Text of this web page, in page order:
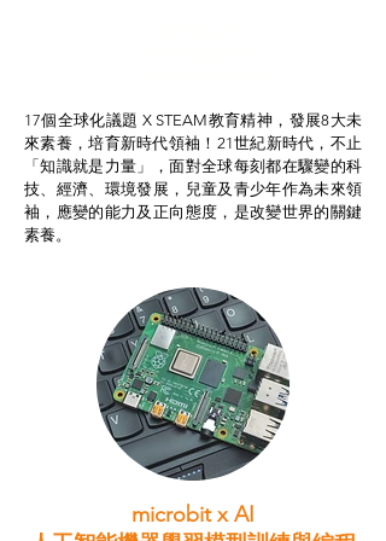
17個全球化議題 X STEAM教育精神，發展8大未
來素養，培育新時代領袖！21世紀新時代，不止
「知識就是力量」，面對全球每刻都在驟變的科
技、經濟、環境發展，兒童及青少年作為未來領
袖，應變的能力及正向態度，是改變世界的關鍵
素養。
microbit x AI